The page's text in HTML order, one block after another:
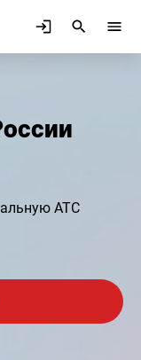
АТС